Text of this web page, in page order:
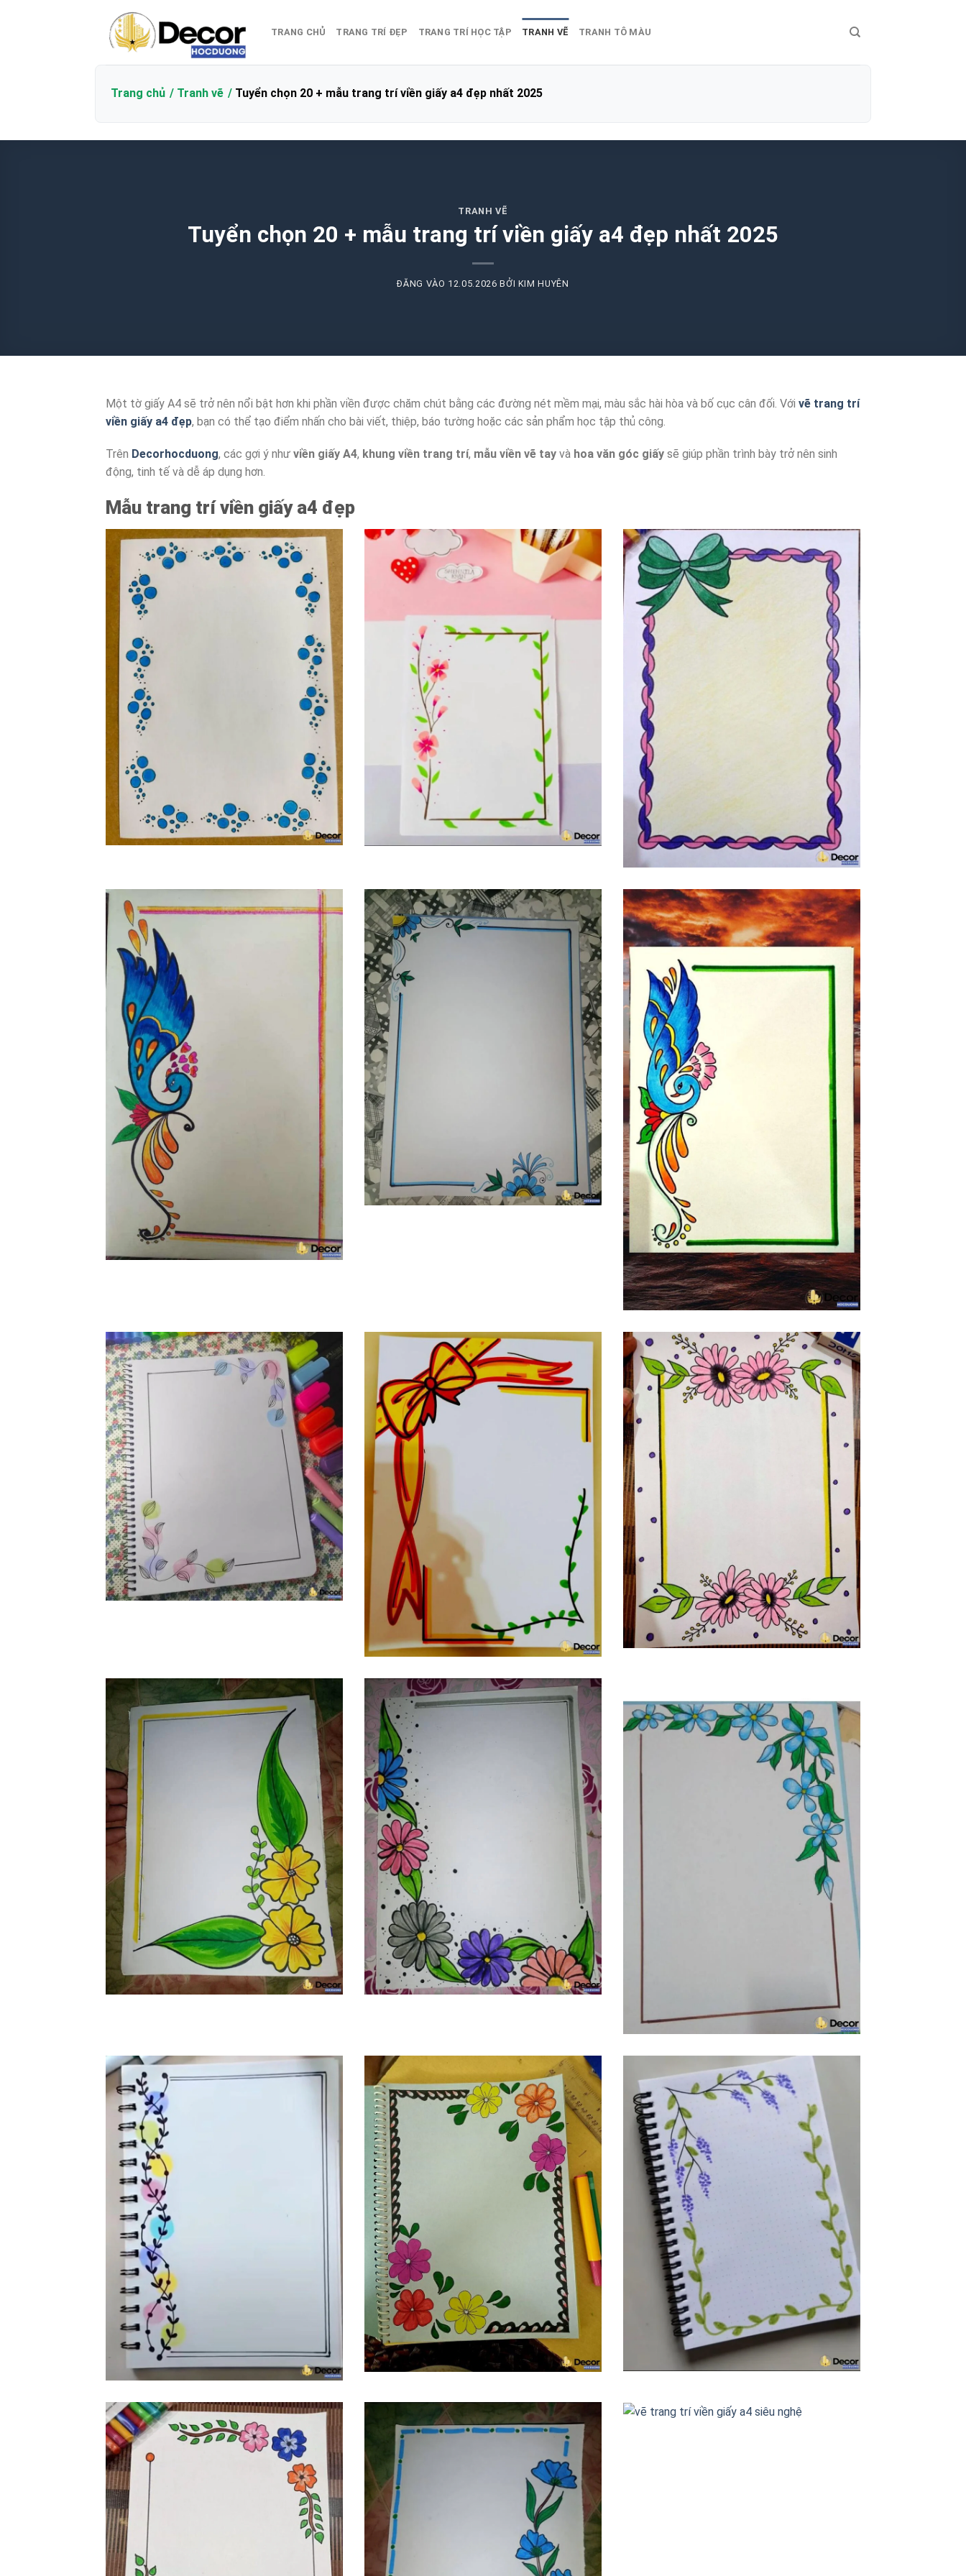
TRANG CHỦ TRANG TRÍ ĐẸP TRANG TRÍ HỌC TẬP TRANH VẼ TRANH TÔ MÀU
Trang chủ Tranh vẽ Tuyển chọn 20 + mẫu trang trí viền giấy a4 đẹp nhất 2025
TRANH VẼ
Tuyển chọn 20 + mẫu trang trí viền giấy a4 đẹp nhất 2025
ĐĂNG VÀO 12.05.2026 BỞI KIM HUYÊN
Một tờ giấy A4 sẽ trở nên nổi bật hơn khi phần viền được chăm chút bằng các đường nét mềm mại, màu sắc hài hòa và bố cục cân đối. Với vẽ trang trí
viền giấy a4 đẹp, bạn có thể tạo điểm nhấn cho bài viết, thiệp, báo tường hoặc các sản phẩm học tập thủ công.
Trên Decorhocduong, các gợi ý như viền giấy A4, khung viền trang trí, mẫu viền vẽ tay và hoa văn góc giấy sẽ giúp phần trình bày trở nên sinh
động, tinh tế và dễ áp dụng hơn.
Mẫu trang trí viền giấy a4 đẹp